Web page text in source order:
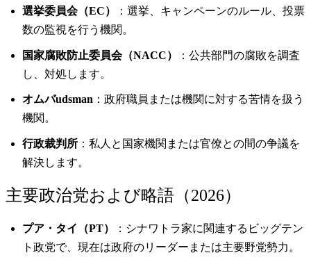
選挙委員会（EC）
：選挙、キャンペーンのルール、投票
数の監視を行う機関。
国家腐敗防止委員会（NACC）
：公共部門の腐敗を調査
し、対処します。
オムバudsman ：政府職員または機関に対する苦情を扱う
機関。
行政裁判所 ：私人と国家機関または官僚との間の争議を
解決します。
主要政治党および略語（2026）
プア・タイ（PT）
：シナワトラ家に関連するビッグテン
ト政党で、現在は政府のリーダーまたは主要野党勢力。